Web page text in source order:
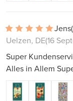
Jens
Uelzen, DE(16
Super
Alles in Allem